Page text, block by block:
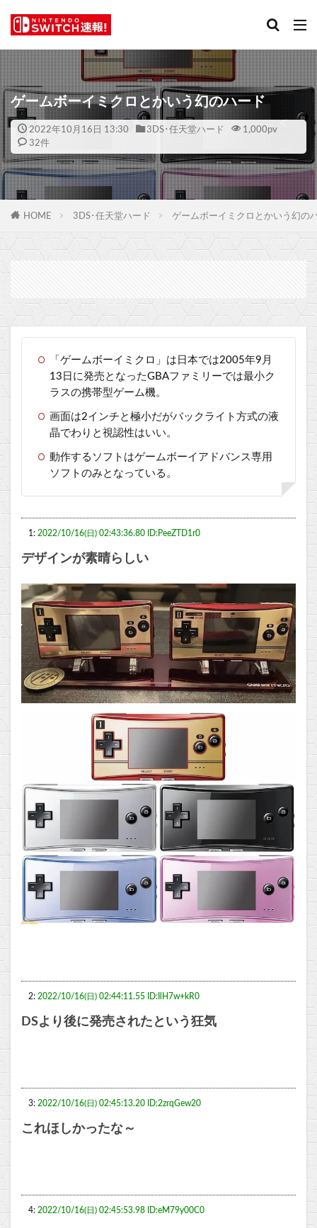
ゲームボーイミクロとかいう幻のハード
2022年10月16日 13:30 3DS･任天堂ハード 1,000pv
32件
HOME 3DS･任天堂ハード ゲームボーイミクロとかいう幻の
「ゲームボーイミクロ」は日本では2005年9月
13日に発売となったGBAファミリーでは最小ク
ラスの携帯型ゲーム機。
画面は2インチと極小だがバックライト方式の液
晶でわりと視認性はいい。
動作するソフトはゲームボーイアドバンス専用
ソフトのみとなっている。
1: 2022/10/16(日) 02:43:36.80 ID:PeeZTD1r0
デザインが素晴らしい
2: 2022/10/16(日) 02:44:11.55 ID:IlH7w+kR0
DSより後に発売されたという狂気
3: 2022/10/16(日) 02:45:13.20 ID:2zrqGew20
これほしかったな～
4: 2022/10/16(日) 02:45:53.98 ID:eM79y00C0